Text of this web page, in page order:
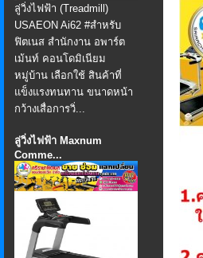
ลู่วิ่งไฟฟ้า (Treadmill)
USAEON Ai62 #สำหรับ
ฟิตเนส สำนักงาน อพาร์ต
เม้นท์ คอนโดมิเนียม
หมู่บ้าน เลือกใช้ สินค้าที่
แข็งแรงทนทาน ขนาดหน้า
กว้างเสื่อการวิ่...
ลู่วิ่งไฟฟ้า Maxnum
Comme...